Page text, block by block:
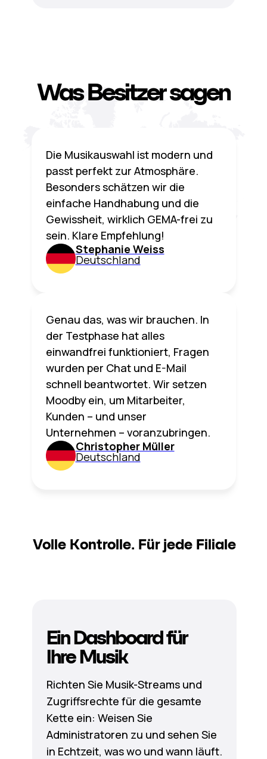
Was Besitzer sagen
Die Musikauswahl ist modern und
passt perfekt zur Atmosphäre.
Besonders schätzen wir die
einfache Handhabung und die
Gewissheit, wirklich GEMA-frei zu
sein. Klare Empfehlung!
Stephanie Weiss
Deutschland
Genau das, was wir brauchen. In
der Testphase hat alles
einwandfrei funktioniert, Fragen
wurden per Chat und E-Mail
schnell beantwortet. Wir setzen
Moodby ein, um Mitarbeiter,
Kunden – und unser
Unternehmen – voranzubringen.
Christopher Müller
Deutschland
Volle Kontrolle. Für jede Filiale
Ein Dashboard für
Ihre Musik
Richten Sie Musik-Streams und
Zugriffsrechte für die gesamte
Kette ein: Weisen Sie
Administratoren zu und sehen Sie
in Echtzeit, was wo und wann läuft.